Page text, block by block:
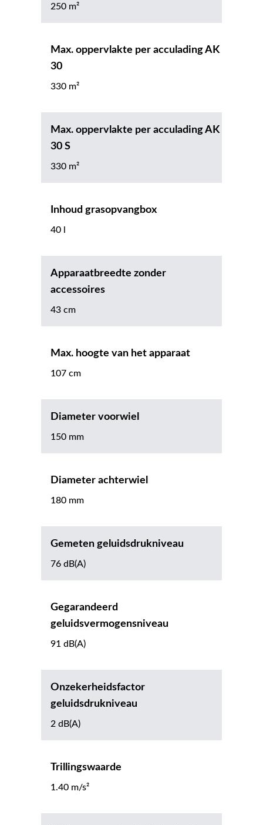
250 m²
Max. oppervlakte per acculading AK
30
330 m²
Max. oppervlakte per acculading AK
30 S
330 m²
Inhoud grasopvangbox
40 l
Apparaatbreedte zonder
accessoires
43 cm
Max. hoogte van het apparaat
107 cm
Diameter voorwiel
150 mm
Diameter achterwiel
180 mm
Gemeten geluidsdrukniveau
76 dB(A)
Gegarandeerd
geluidsvermogensniveau
91 dB(A)
Onzekerheidsfactor
geluidsdrukniveau
2 dB(A)
Trillingswaarde
1.40 m/s²